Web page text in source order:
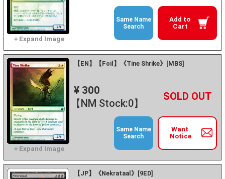
Add to
Cart
Same Name
Search
【EN】【Foil】《Tine Shrike》[MBS]
¥ 300
【NM Stock:0】
－ +
Want
Notice
Same Name
Search
【JP】《Nekrataal》[9ED]